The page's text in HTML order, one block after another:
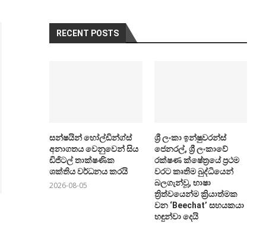
RECENT POSTS
සන්ෂයින් හෝල්ඩින්ග්ස්
අනාගතය වෙනුවෙන් සිය
ඩිජිටල් තාක්ෂණික
ශක්තිය වර්ධනය කරයි
2026-08-05
ශ්‍රී ලංකා ඉන්ෂුවරන්ස්
ජෙනරල්, ශ්‍රී ලංකාවේ
රක්ෂණ ක්ෂේත්‍රයේ ප්‍රථම
වරට කෘතිම බුද්ධියෙන්
බලගැන්වූ, භාෂා
ත්‍රිත්වයෙන්ම ක්‍රියාත්මක
වන ‘Beechat’ සහයකයා
හඳුන්වා දෙයි